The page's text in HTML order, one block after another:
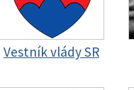
Vestník vlády SR